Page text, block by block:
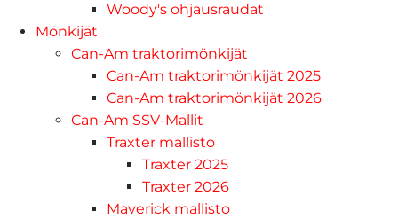
Woody's ohjausraudat
Mönkijät
Can-Am traktorimönkijät
Can-Am traktorimönkijät 2025
Can-Am traktorimönkijät 2026
Can-Am SSV-Mallit
Traxter mallisto
Traxter 2025
Traxter 2026
Maverick mallisto